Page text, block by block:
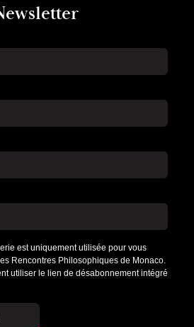
est uniquement utilisée pour vous
Rencontres Philosophiques de Monaco.
utiliser le lien de désabonnement intégré